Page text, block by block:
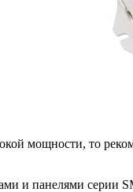
мощности, то
и панелями серии